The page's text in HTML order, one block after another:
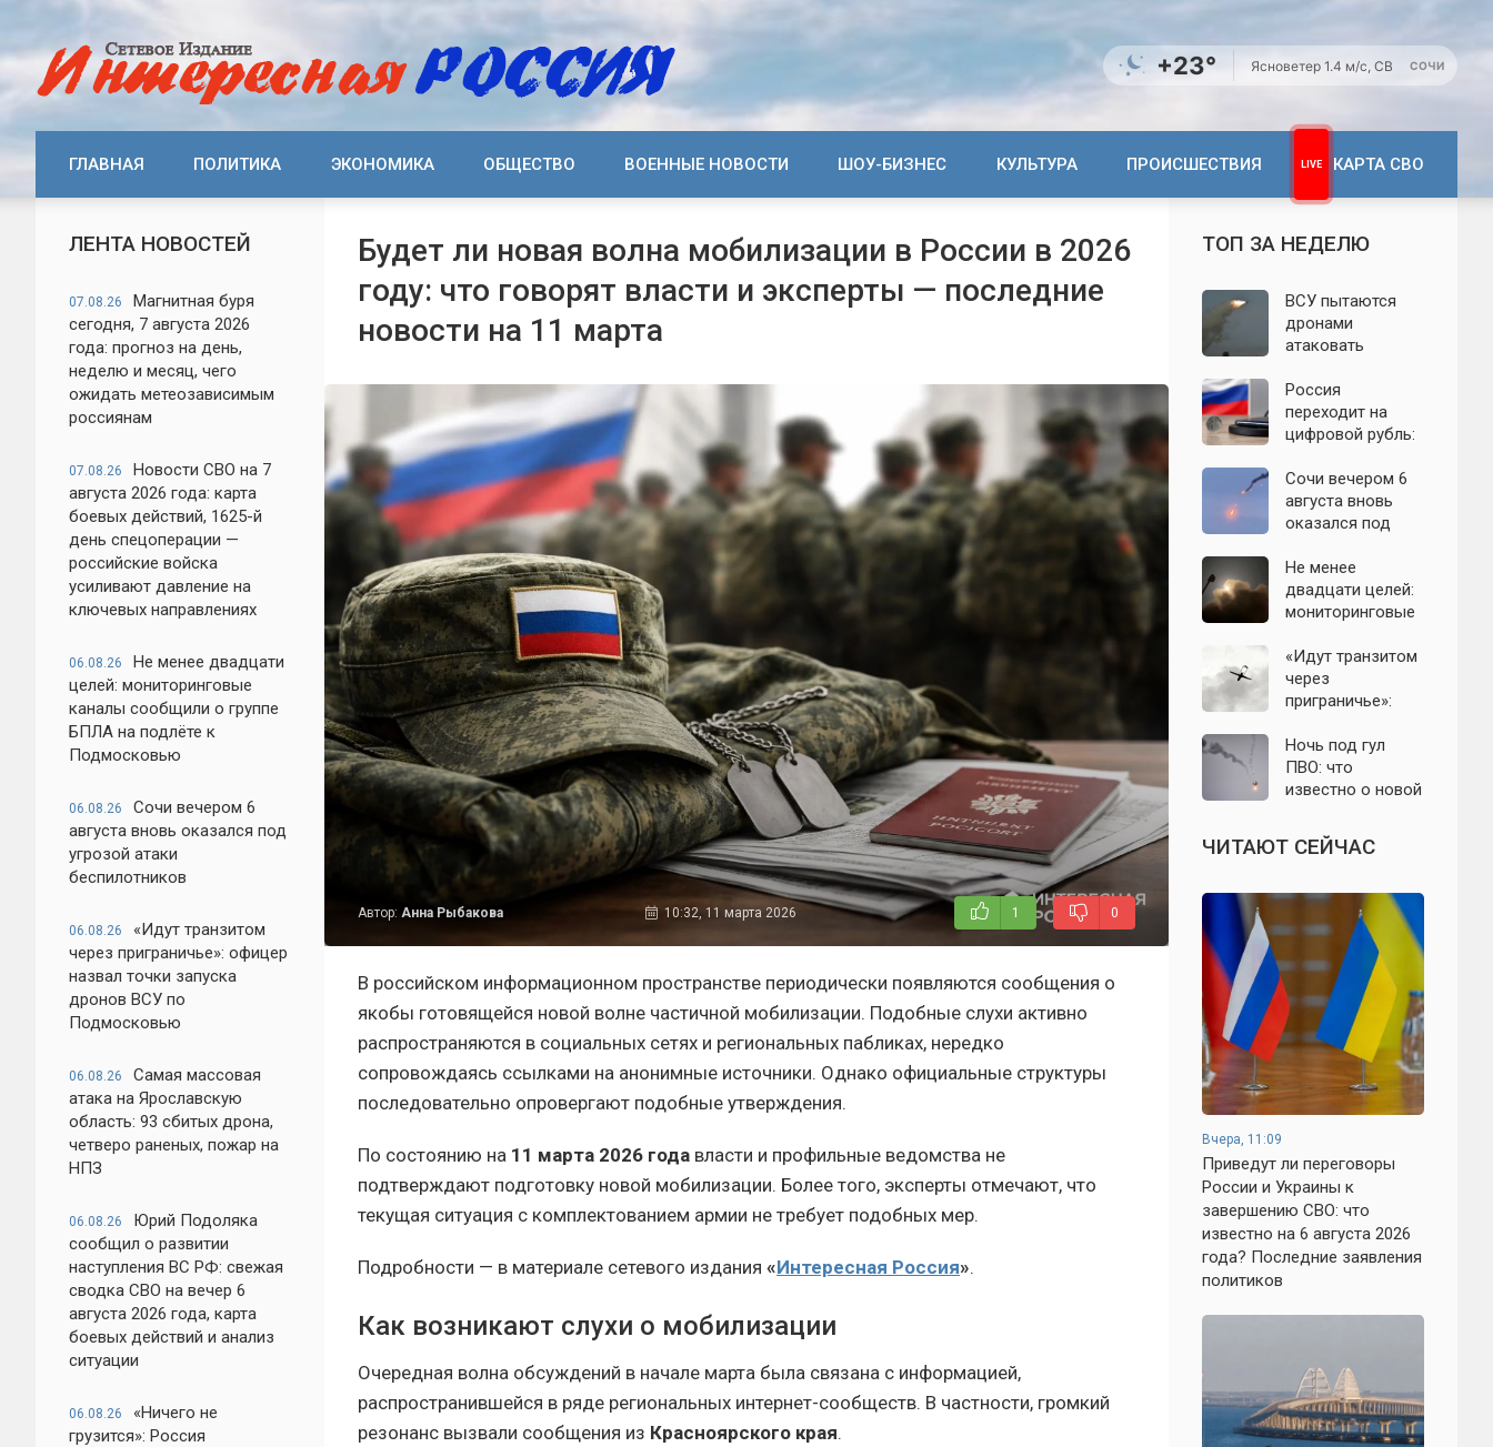
+23° Ясноветер 1.4 м/с, СВ СОЧИ
ГЛАВНАЯ ПОЛИТИКА ЭКОНОМИКА ОБЩЕСТВО ВОЕННЫЕ НОВОСТИ ШОУ-БИЗНЕС КУЛЬТУРА ПРОИСШЕСТВИЯ КАРТА СВО
ЛЕНТА НОВОСТЕЙ
07.08.26
Магнитная буря
сегодня, 7 августа 2026
года: прогноз на день,
неделю и месяц, чего
ожидать метеозависимым
россиянам
07.08.26
Новости СВО на 7
августа 2026 года: карта
боевых действий, 1625-й
день спецоперации —
российские войска
усиливают давление на
ключевых направлениях
06.08.26
Не менее двадцати
целей: мониторинговые
каналы сообщили о группе
БПЛА на подлёте к
Подмосковью
06.08.26
Сочи вечером 6
августа вновь оказался под
угрозой атаки
беспилотников
06.08.26
«Идут транзитом
через приграничье»: офицер
назвал точки запуска
дронов ВСУ по
Подмосковью
06.08.26
Самая массовая
атака на Ярославскую
область: 93 сбитых дрона,
четверо раненых, пожар на
НПЗ
06.08.26
Юрий Подоляка
сообщил о развитии
наступления ВС РФ: свежая
сводка СВО на вечер 6
августа 2026 года, карта
боевых действий и анализ
ситуации
06.08.26
«Ничего не
грузится»: Россия
Будет ли новая волна мобилизации в России в 2026
году: что говорят власти и эксперты — последние
новости на 11 марта
Автор: Анна Рыбакова 10:32, 11 марта 2026 1 0
В российском информационном пространстве периодически появляются сообщения о
якобы готовящейся новой волне частичной мобилизации. Подобные слухи активно
распространяются в социальных сетях и региональных пабликах, нередко
сопровождаясь ссылками на анонимные источники. Однако официальные структуры
последовательно опровергают подобные утверждения.
По состоянию на 11 марта 2026 года власти и профильные ведомства не
подтверждают подготовку новой мобилизации. Более того, эксперты отмечают, что
текущая ситуация с комплектованием армии не требует подобных мер.
Подробности — в материале сетевого издания «Интересная Россия».
Как возникают слухи о мобилизации
Очередная волна обсуждений в начале марта была связана с информацией,
распространившейся в ряде региональных интернет-сообществ. В частности, громкий
резонанс вызвали сообщения из Красноярского края.
ТОП ЗА НЕДЕЛЮ
ВСУ пытаются
дронами
атаковать
Крыма: свежие
подробности
налёта на
06.08.2026
Россия
переходит на
цифровой рубль:
систему сравнили
с моделью СССР
Сочи вечером 6
августа вновь
оказался под
беспилотников
Не менее
двадцати целей:
мониторинговые
сообщили о
группе БПЛА на
подлёте к
«Идут транзитом
через
приграничье»:
точки запуска
дронов ВСУ по
Подмосковью
Ночь под гул
ПВО: что
известно о новой
Подмосковье и
Москву 6 августа
ЧИТАЮТ СЕЙЧАС
Вчера, 11:09
Приведут ли переговоры
России и Украины к
завершению СВО: что
известно на 6 августа 2026
года? Последние заявления
политиков